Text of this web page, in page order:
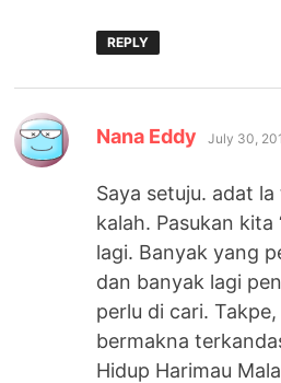
REPLY
Nana Eddy says:
July 30,
Saya setuju. adat
kalah. Pasukan kita
lagi. Banyak yang
dan banyak lagi
perlu di cari.
bermakna
Hidup Harimau